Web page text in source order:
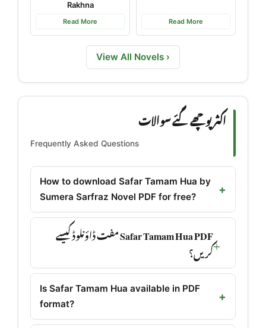
Rakhna
Read More Read More
View All Novels ›
اکثر پوچھے گئے سوالات
Frequently Asked Questions
How to download Safar Tamam Hua by
Sumera Sarfraz Novel PDF for free?
Safar Tamam Hua PDF مفت ڈاؤنلوڈ کیسے
کریں؟
Is Safar Tamam Hua available in PDF
format?